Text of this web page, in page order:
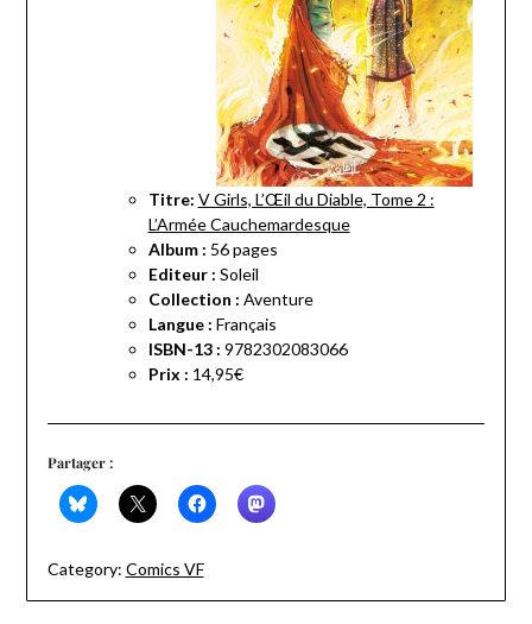
Titre: V Girls, L’Œil du Diable, Tome 2 :
L’Armée Cauchemardesque
Album : 56 pages
Editeur : Soleil
Collection : Aventure
Langue : Français
ISBN-13 : 9782302083066
Prix : 14,95€
Partager :
Category: Comics VF